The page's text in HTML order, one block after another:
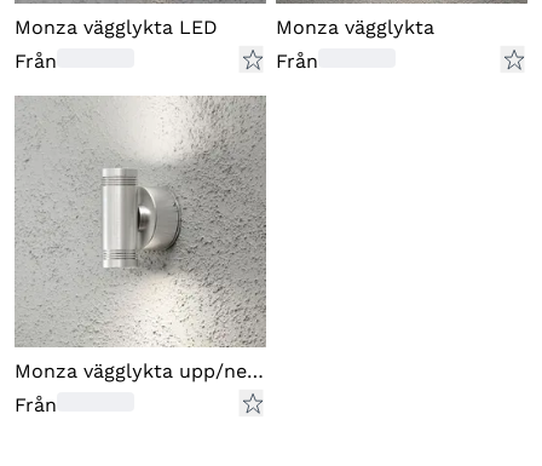
Monza vägglykta LED
Från
Monza vägglykta
Från
Monza vägglykta upp/ned LED
Från